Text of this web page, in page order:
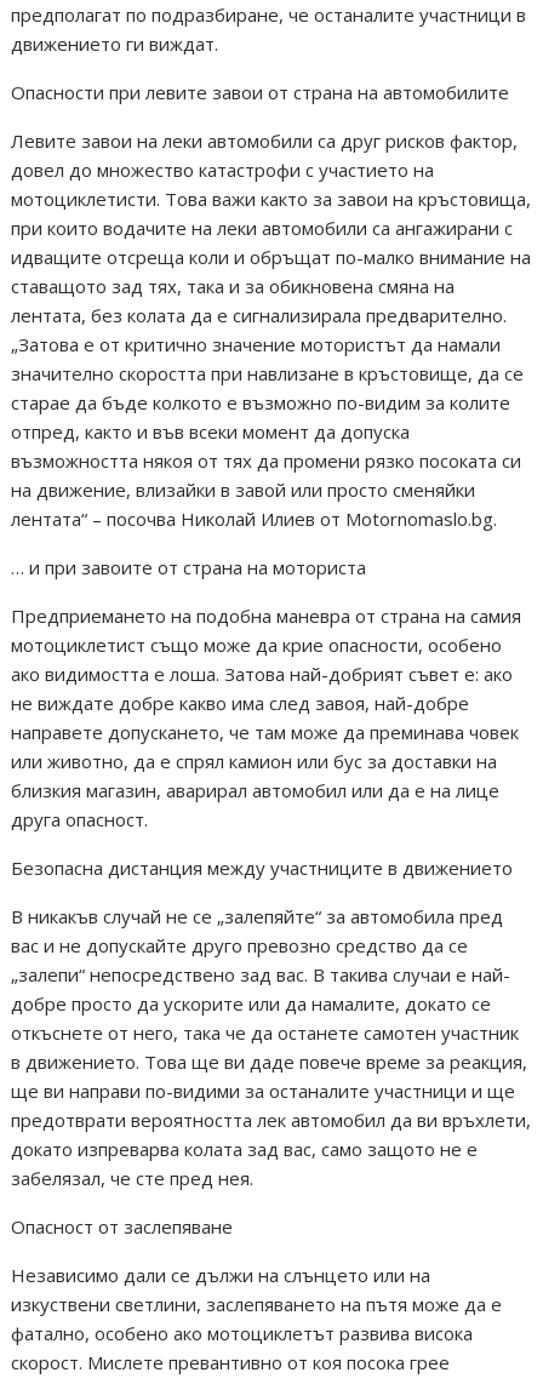
предполагат по подразбиране, че останалите участници в
движението ги виждат.
Опасности при левите завои от страна на автомобилите
Левите завои на леки автомобили са друг рисков фактор,
довел до множество катастрофи с участието на
мотоциклетисти. Това важи както за завои на кръстовища,
при които водачите на леки автомобили са ангажирани с
идващите отсреща коли и обръщат по-малко внимание на
ставащото зад тях, така и за обикновена смяна на
лентата, без колата да е сигнализирала предварително.
„Затова е от критично значение мотористът да намали
значително скоростта при навлизане в кръстовище, да се
старае да бъде колкото е възможно по-видим за колите
отпред, както и във всеки момент да допуска
възможността някоя от тях да промени рязко посоката си
на движение, влизайки в завой или просто сменяйки
лентата“ – посочва Николай Илиев от Motornomaslo.bg.
… и при завоите от страна на моториста
Предприемането на подобна маневра от страна на самия
мотоциклетист също може да крие опасности, особено
ако видимостта е лоша. Затова най-добрият съвет е: ако
не виждате добре какво има след завоя, най-добре
направете допускането, че там може да преминава човек
или животно, да е спрял камион или бус за доставки на
близкия магазин, аварирал автомобил или да е на лице
друга опасност.
Безопасна дистанция между участниците в движението
В никакъв случай не се „залепяйте“ за автомобила пред
вас и не допускайте друго превозно средство да се
„залепи“ непосредствено зад вас. В такива случаи е най-
добре просто да ускорите или да намалите, докато се
откъснете от него, така че да останете самотен участник
в движението. Това ще ви даде повече време за реакция,
ще ви направи по-видими за останалите участници и ще
предотврати вероятността лек автомобил да ви връхлети,
докато изпреварва колата зад вас, само защото не е
забелязал, че сте пред нея.
Опасност от заслепяване
Независимо дали се дължи на слънцето или на
изкуствени светлини, заслепяването на пътя може да е
фатално, особено ако мотоциклетът развива висока
скорост. Мислете превантивно от коя посока грее